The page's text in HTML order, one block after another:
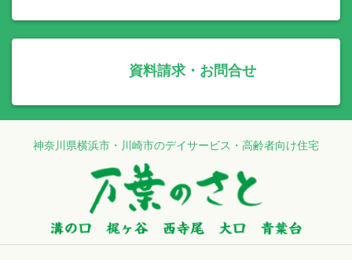
資料請求・お問合せ
神奈川県横浜市・川崎市のデイサービス・高齢者向け住宅